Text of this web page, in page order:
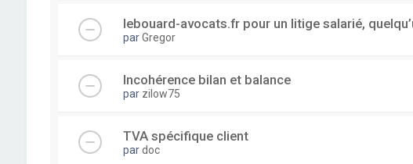
lebouard-avocats.fr pour un litige salarié,
parGregor
Incohérence bilan et balance
par zilow75
TVA spécifique client
pardoc